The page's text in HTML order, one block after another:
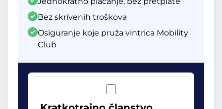
Bez skrivenih troškova
Osiguranje koje pruža vintrica Mobility
Club